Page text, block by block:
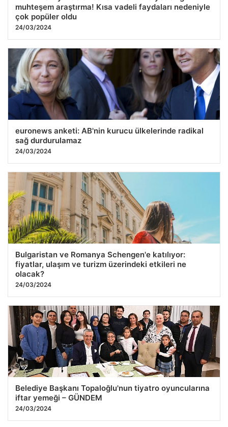
muhteşem araştırma! Kısa vadeli faydaları nedeniyle
çok popüler oldu
24/03/2024
euronews anketi: AB'nin kurucu ülkelerinde radikal
sağ durdurulamaz
24/03/2024
Bulgaristan ve Romanya Schengen'e katılıyor:
fiyatlar, ulaşım ve turizm üzerindeki etkileri ne
olacak?
24/03/2024
Belediye Başkanı Topaloğlu'nun tiyatro oyuncularına
iftar yemeği – GÜNDEM
24/03/2024